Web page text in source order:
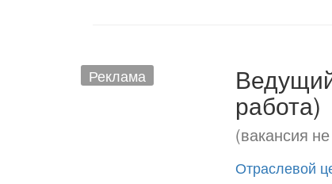
Реклама
работа)
(вакансия
Отраслевой